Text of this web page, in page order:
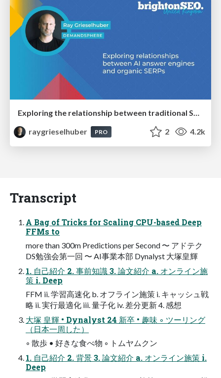
raygrieselhuber
PRO 2 4.2k
Transcript
A Bag of Tricks for Scaling CPU-based Deep
FFMs to
more than 300m Predictions per Second 〜 アドテク
DS勉強会第一回 〜 AI事業本部 Dynalyst 大塚皇輝
1. 自己紹介 2. 事前知識 3. 論文紹介 a. オンライン施
策 i. Deep
FFM ii. 学習高速化 b. オフライン施策 i. キャッシュ戦
略 ii. 実行最適化 iii. 量子化 iv. 差分更新 4. 感想
大塚 皇輝 • Dynalyst 24 新卒 • 趣味 ◦ ツーリング
（日本一周した）
◦ 散歩 • 好きな食べ物 ◦ トムヤムクン
1. 自己紹介 2. 背景 3. 論文紹介 a. オンライン施策 i.
Deep